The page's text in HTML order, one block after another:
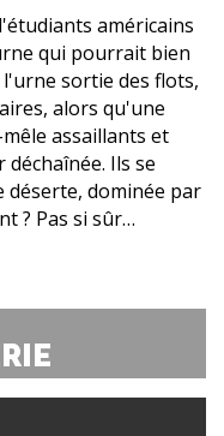
américains
qui pourrait bien
sortie des flots,
alors qu'une
assaillants et
Ils se
déserte, dominée par
? Pas si sûr…